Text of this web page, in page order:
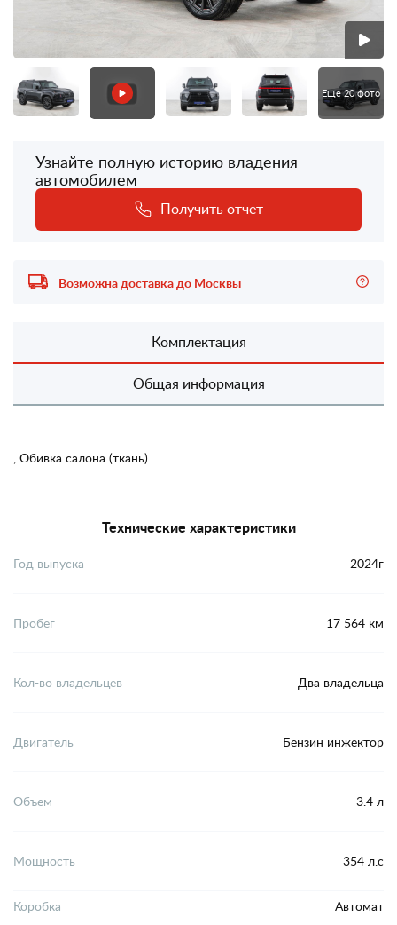
Еще 20 фото
Узнайте полную историю владения
автомобилем
Получить отчет
Возможна доставка до Москвы
Комплектация
Общая информация
, Обивка салона (ткань)
Технические характеристики
Год выпуска 2024г
Пробег 17 564 км
Кол-во владельцев Два владельца
Двигатель Бензин инжектор
Объем 3.4 л
Мощность 354 л.с
Коробка Автомат